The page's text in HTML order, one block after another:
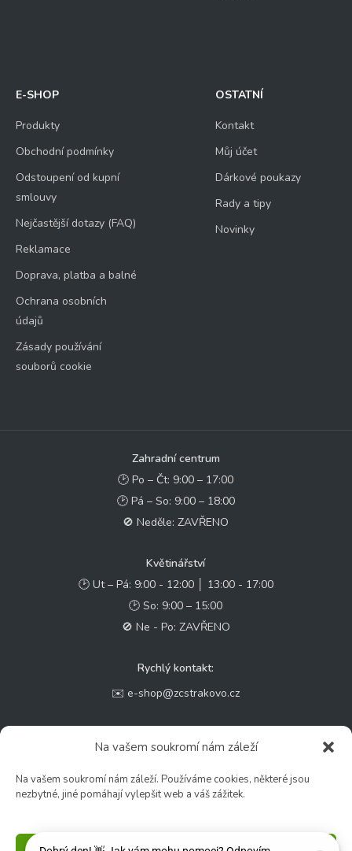
Na vašem soukromí nám záleží
Na vašem soukromí nám záleží. Používáme cookies, některé jsou
nezbytné, jiné pomáhají vylepšit web a váš zážitek.
Odeslat
E-SHOP
Produkty
Obchodní podmínky
Odstoupení od kupní
smlouvy
Nejčastější dotazy (FAQ)
Reklamace
Doprava, platba a balné
Ochrana osobních
údajů
Zásady používání
souborů cookie
OSTATNÍ
Kontakt
Můj účet
Dárkové poukazy
Rady a tipy
Novinky
Zahradní centrum
🕑 Po – Čt: 9:00 – 17:00
🕑 Pá – So: 9:00 – 18:00
🚫 Neděle: ZAVŘENO
Květinářství
🕑 Ut – Pá: 9:00 - 12:00 │ 13:00 - 17:00
🕑 So: 9:00 – 15:00
🚫 Ne - Po: ZAVŘENO
Rychlý kontakt:
✉️ e-shop@zcstrakovo.cz